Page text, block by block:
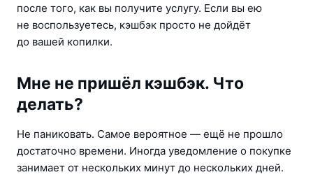
после того, как вы получите услугу. Если вы ею
не воспользуетесь, кэшбэк просто не дойдёт
до вашей копилки.
Мне не пришёл кэшбэк. Что
делать?
Не паниковать. Самое вероятное — ещё не прошло
достаточно времени. Иногда уведомление о покупке
занимает от нескольких минут до нескольких дней.